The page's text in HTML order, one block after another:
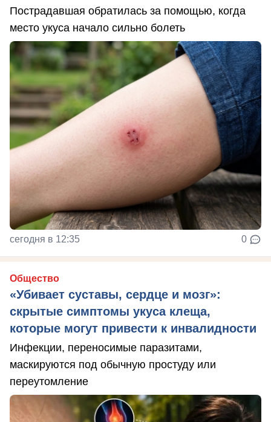
Пострадавшая обратилась за помощью, когда
место укуса начало сильно болеть
сегодня в 12:35 0
Общество
«Убивает суставы, сердце и мозг»:
скрытые симптомы укуса клеща,
которые могут привести к инвалидности
Инфекции, переносимые паразитами,
маскируются под обычную простуду или
переутомление